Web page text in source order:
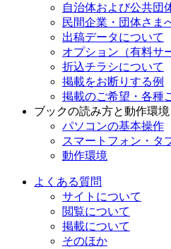
自治体および公共団
民間企業・団体さま
出稿データについて
オプション（有料サ
折込チラシについて
掲載をお断りする例
掲載のご希望・各種
ブックの読み方と動作環境
パソコンの基本操作
スマートフォン・タ
動作環境
よくある質問
サイトについて
閲覧について
掲載について
そのほか